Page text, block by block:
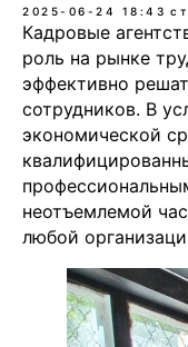
2025-06-24 18:43
Кадровые
роль на рынке
эффективно
сотрудников. В
экономической
неотъемлемой
любой